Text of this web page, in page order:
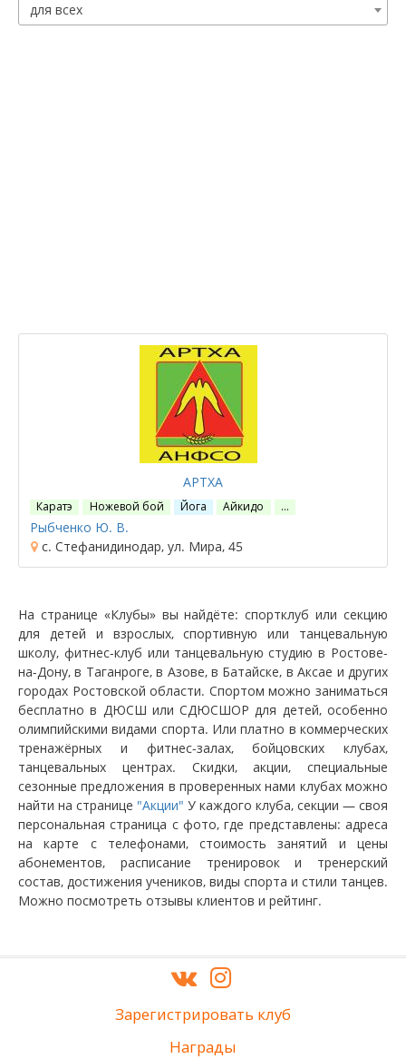
для всех
АРТХА
Каратэ Ножевой бой Йога Айкидо …
Рыбченко Ю. В.
с. Стефанидинодар, ул. Мира, 45
На странице «Клубы» вы найдёте: спортклуб или секцию
для детей и взрослых, спортивную или танцевальную
школу, фитнес-клуб или танцевальную студию в Ростове-
на-Дону, в Таганроге, в Азове, в Батайске, в Аксае и других
городах Ростовской области. Спортом можно заниматься
бесплатно в ДЮСШ или СДЮСШОР для детей, особенно
олимпийскими видами спорта. Или платно в коммерческих
тренажёрных и фитнес-залах, бойцовских клубах,
танцевальных центрах. Скидки, акции, специальные
сезонные предложения в проверенных нами клубах можно
найти на странице "Акции" У каждого клуба, секции — своя
персональная страница с фото, где представлены: адреса
на карте с телефонами, стоимость занятий и цены
абонементов, расписание тренировок и тренерский
состав, достижения учеников, виды спорта и стили танцев.
Можно посмотреть отзывы клиентов и рейтинг.
Зарегистрировать клуб
Награды